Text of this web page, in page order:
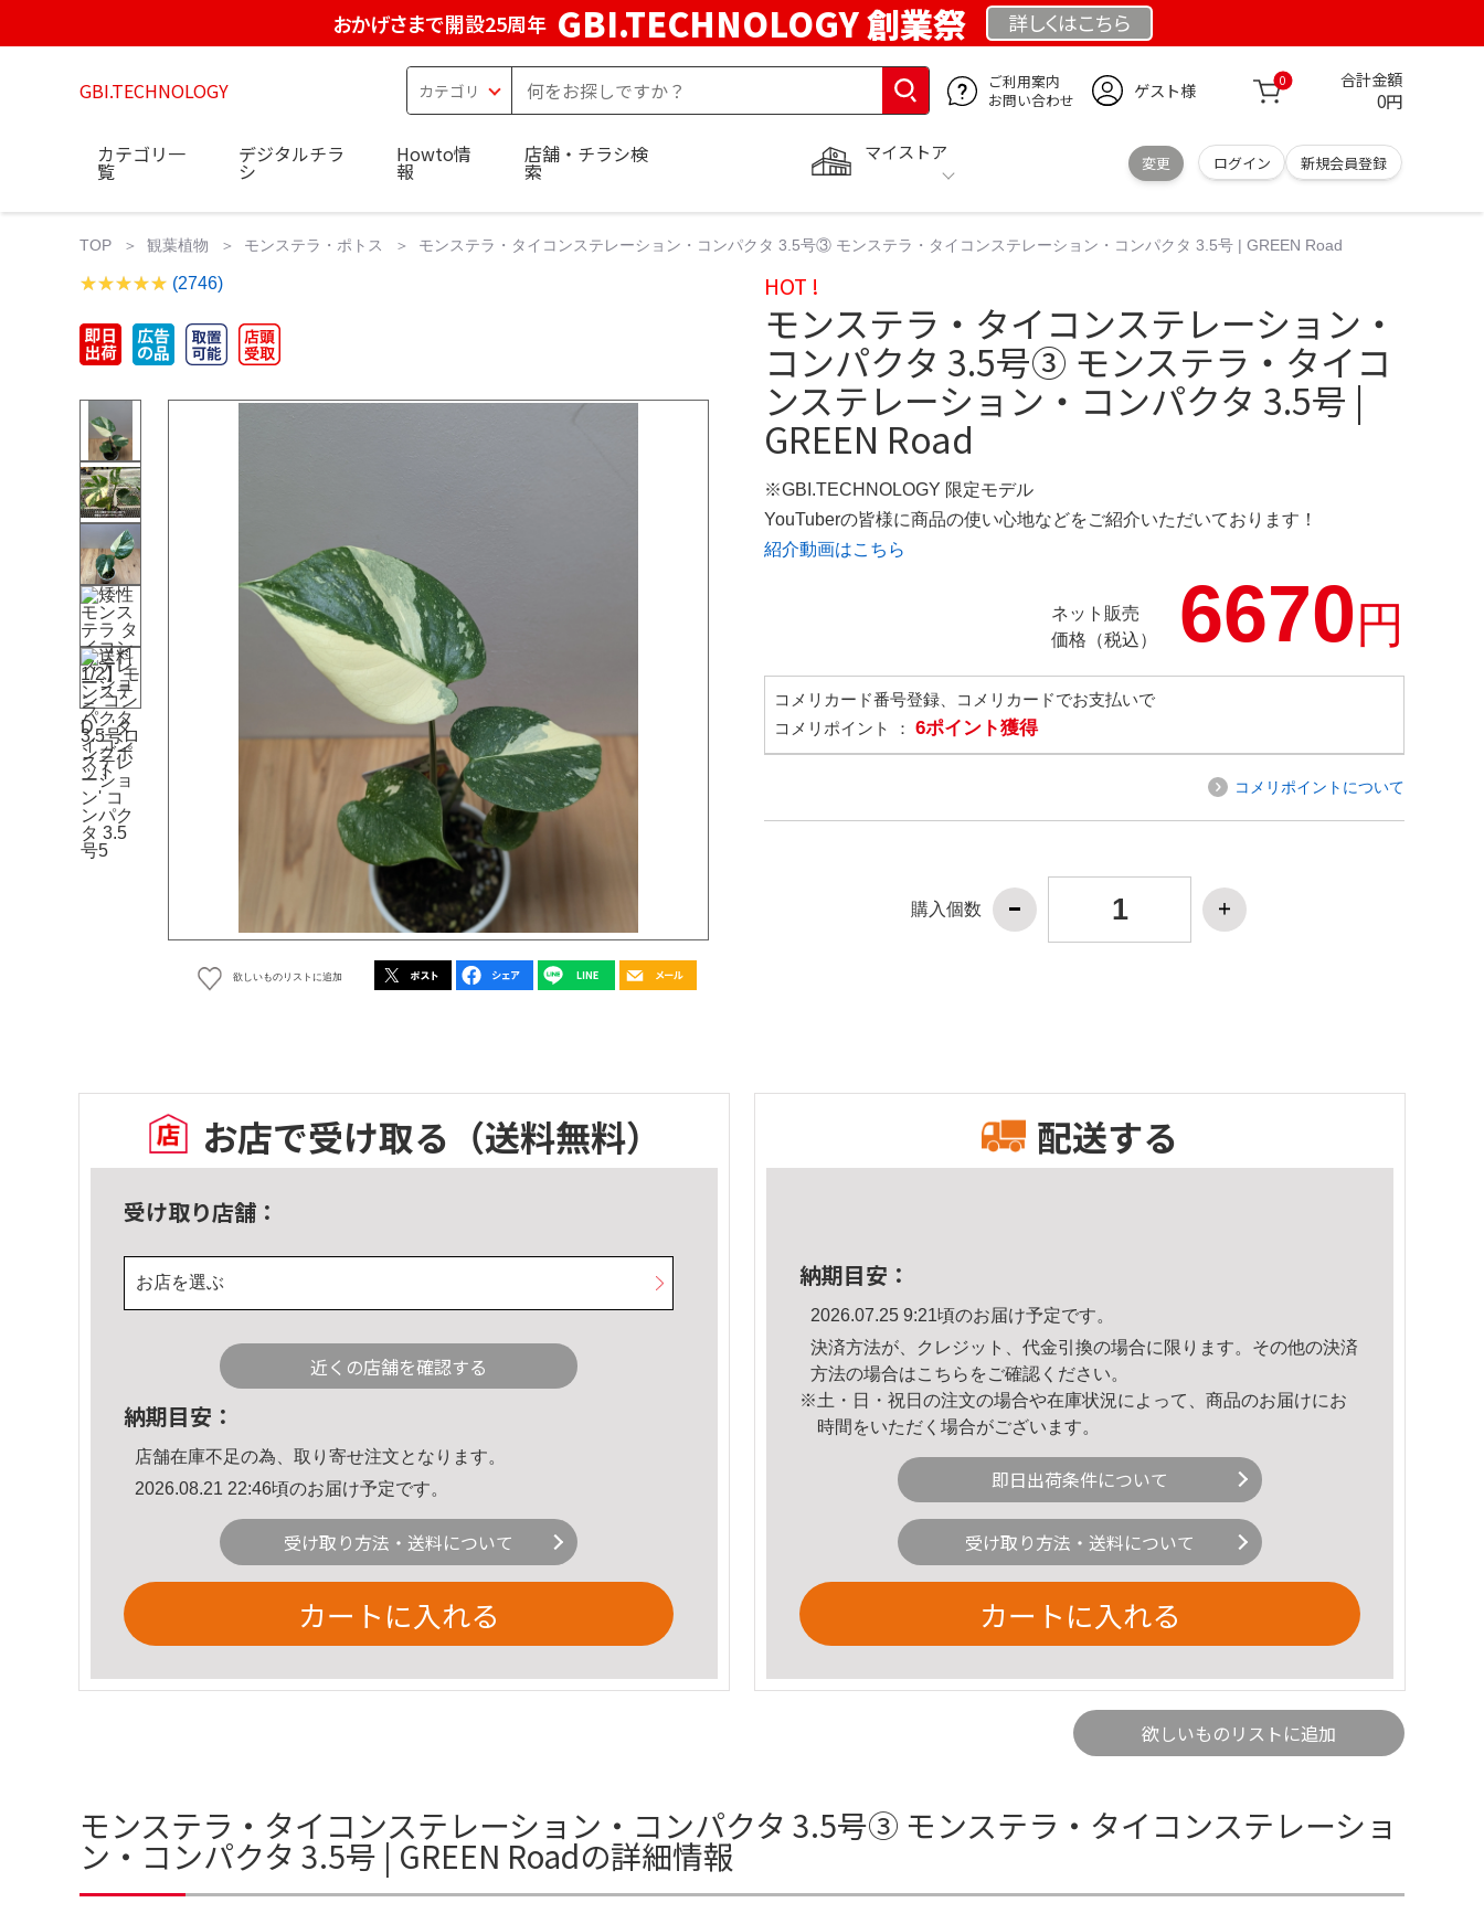
おかげさまで開設25周年 GBI.TECHNOLOGY 創業祭 詳しくはこちら
GBI.TECHNOLOGY
ご利用案内
お問い合わせ
ゲスト様 0 合計金額
0円
マイストア
変更 ログイン 新規会員登録
カテゴリ一
覧
デジタルチラ
シ
Howto情
報
店舗・チラシ検
索
TOP 観葉植物 モンステラ・ポトス モンステラ・タイコンステレーション・コンパクタ 3.5号③ モンステラ・タイコンステレーション・コンパクタ 3.5号 | GREEN Road
(2746)
欲しいものリストに追加
HOT !
モンステラ・タイコンステレーション・
コンパクタ 3.5号③ モンステラ・タイコ
ンステレーション・コンパクタ 3.5号 |
GREEN Road
※GBI.TECHNOLOGY 限定モデル
YouTuberの皆様に商品の使い心地などをご紹介いただいております！
紹介動画はこちら
ネット販売
価格（税込）
6670円
コメリカード番号登録、コメリカードでお支払いで
コメリポイント ： 6ポイント獲得
コメリポイントについて
購入個数
お店で受け取る （送料無料）
受け取り店舗：
お店を選ぶ
近くの店舗を確認する
納期目安：
店舗在庫不足の為、取り寄せ注文となります。
2026.08.21 22:46頃のお届け予定です。
受け取り方法・送料について
カートに入れる
配送する
納期目安：
2026.07.25 9:21頃のお届け予定です。
決済方法が、クレジット、代金引換の場合に限ります。その他の決済
方法の場合はこちら をご確認ください。
※土・日・祝日の注文の場合や在庫状況によって、商品のお届けにお
時間をいただく場合がございます。
即日出荷条件について
受け取り方法・送料について
カートに入れる
欲しいものリストに追加
モンステラ・タイコンステレーション・コンパクタ 3.5号③ モンステラ・タイコンステレーショ
ン・コンパクタ 3.5号 | GREEN Roadの詳細情報